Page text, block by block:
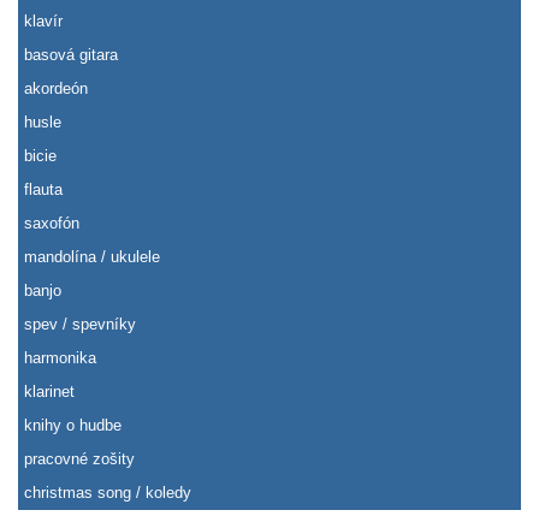
klavír
basová gitara
akordeón
husle
bicie
flauta
saxofón
mandolína / ukulele
banjo
spev / spevníky
harmonika
klarinet
knihy o hudbe
pracovné zošity
christmas song / koledy